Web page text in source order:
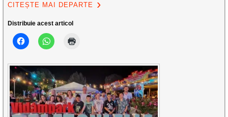
CITEȘTE MAI DEPARTE
Distribuie acest articol